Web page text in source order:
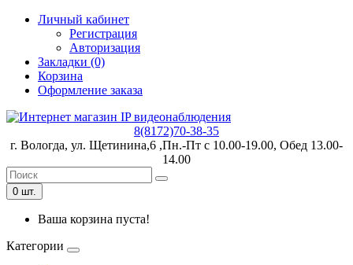
Личный кабинет
Регистрация
Авторизация
Закладки (0)
Корзина
Оформление заказа
8(8172)70-38-35
г. Вологда, ул. Щетинина,6 ,Пн.-Пт с 10.00-19.00, Обед 13.00-
14.00
0 шт.
Ваша корзина пуста!
Категории